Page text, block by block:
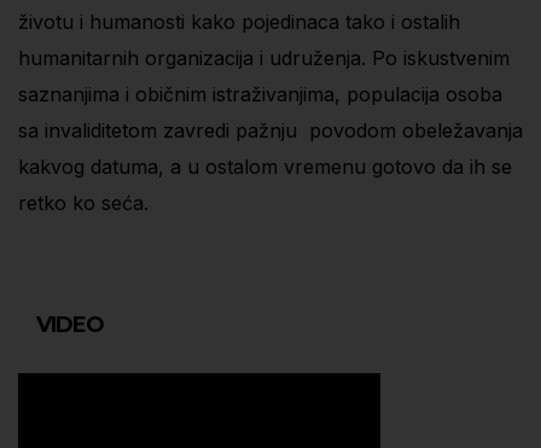
životu i humanosti kako pojedinaca tako i ostalih
humanitarnih organizacija i udruženja. Po iskustvenim
saznanjima i običnim istraživanjima, populacija osoba
sa invaliditetom zavredi pažnju povodom obeležavanja
kakvog datuma, a u ostalom vremenu gotovo da ih se
retko ko seća.
VIDEO